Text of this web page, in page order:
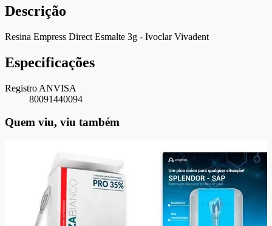
Descrição
Resina Empress Direct Esmalte 3g - Ivoclar Vivadent
Especificações
Registro ANVISA
80091440094
Quem viu, viu também